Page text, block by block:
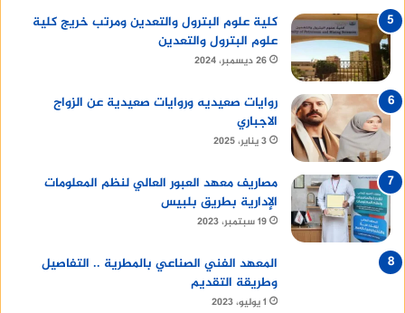
كلية علوم البترول والتعدين ومرتب خريج كلية
علوم البترول والتعدين
26 ديسمبر، 2024
روايات صعيديه وروايات صعيدية عن الزواج
الاجباري
3 يناير، 2025
مصاريف معهد العبور العالي لنظم المعلومات
الإدارية بطريق بلبيس
19 سبتمبر، 2023
المعهد الفني الصناعي بالمطرية .. التفاصيل
وطريقة التقديم
1 يوليو، 2023